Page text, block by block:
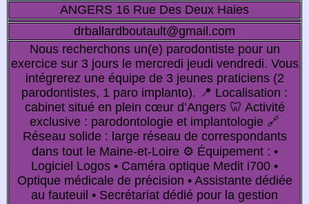
ANGERS 16 Rue Des Deux Haies
drballardboutault@gmail.com
Nous recherchons un(e) parodontiste pour un
exercice sur 3 jours le mercredi jeudi vendredi. Vous
intégrerez une équipe de 3 jeunes praticiens (2
parodontistes, 1 paro implanto). 📍 Localisation :
cabinet situé en plein cœur d’Angers 🦷 Activité
exclusive : parodontologie et implantologie 🔗
Réseau solide : large réseau de correspondants
dans tout le Maine-et-Loire ⚙️ Équipement : •
Logiciel Logos • Caméra optique Medit i700 •
Optique médicale de précision • Assistante dédiée
au fauteuil • Secrétariat dédié pour la gestion